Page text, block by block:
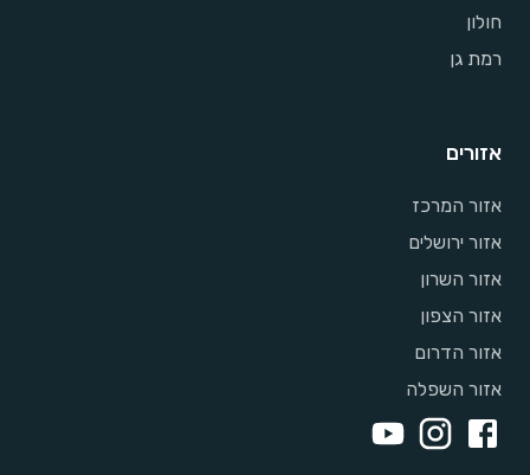
חולון
רמת גן
אזורים
אזור המרכז
אזור ירושלים
אזור השרון
אזור הצפון
אזור הדרום
אזור השפלה